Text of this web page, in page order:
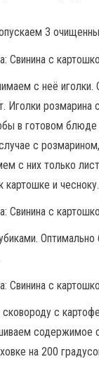
3
с неё иголки.
Иголки
в готовом
с
с них только
и чесноку.
с
содержимое
на 200